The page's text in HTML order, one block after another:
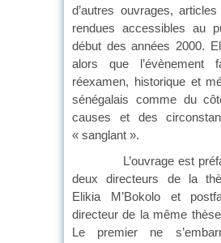
d’autres ouvrages,
rendues accessibles au
début des années 2000.
alors que l’évènement
réexamen, historique et
sénégalais comme du
causes et des
« sanglant ».
L’ouvrage est
deux directeurs de la
Elikia M’Bokolo et
directeur de la même
Le premier ne